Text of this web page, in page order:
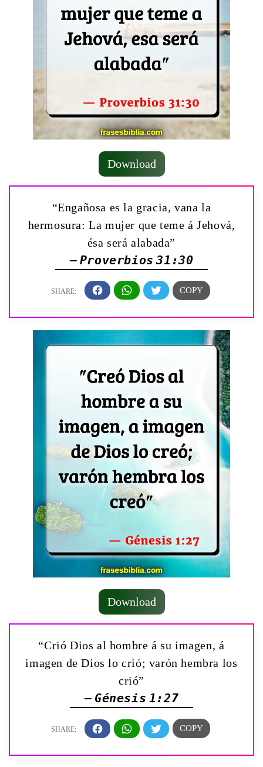
Download
“Engañosa es la gracia, vana la
hermosura: La mujer que teme á Jehová,
ésa será alabada”
— Proverbios 31:30
Download
“Crió Dios al hombre á su imagen, á
imagen de Dios lo crió; varón hembra los
crió”
— Génesis 1:27